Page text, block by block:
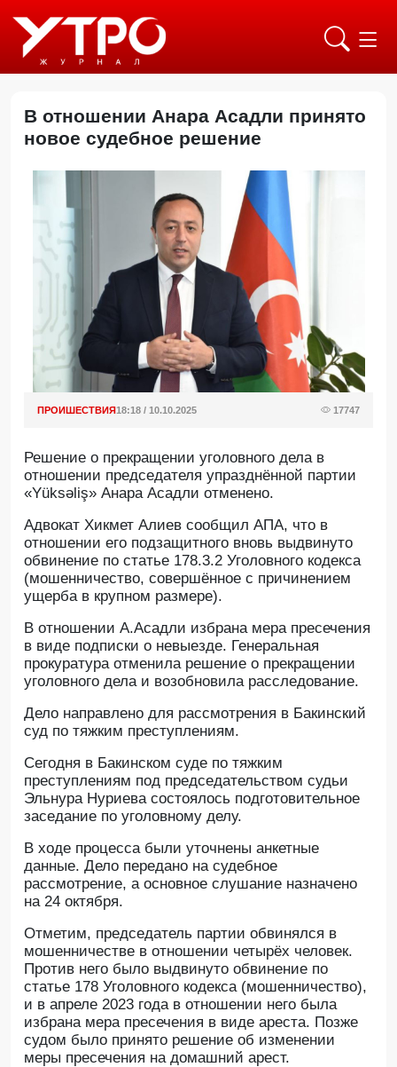
В отношении Анара Асадли принято
новое судебное решение
ПРОИШЕСТВИЯ18:18 / 10.10.2025 17747
Решение о прекращении уголовного дела в
отношении председателя упразднённой партии
«Yüksəliş» Анара Асадли отменено.
Адвокат Хикмет Алиев сообщил АПA, что в
отношении его подзащитного вновь выдвинуто
обвинение по статье 178.3.2 Уголовного кодекса
(мошенничество, совершённое с причинением
ущерба в крупном размере).
В отношении А.Асадли избрана мера пресечения
в виде подписки о невыезде. Генеральная
прокуратура отменила решение о прекращении
уголовного дела и возобновила расследование.
Дело направлено для рассмотрения в Бакинский
суд по тяжким преступлениям.
Сегодня в Бакинском суде по тяжким
преступлениям под председательством судьи
Эльнура Нуриева состоялось подготовительное
заседание по уголовному делу.
В ходе процесса были уточнены анкетные
данные. Дело передано на судебное
рассмотрение, а основное слушание назначено
на 24 октября.
Отметим, председатель партии обвинялся в
мошенничестве в отношении четырёх человек.
Против него было выдвинуто обвинение по
статье 178 Уголовного кодекса (мошенничество),
и в апреле 2023 года в отношении него была
избрана мера пресечения в виде ареста. Позже
судом было принято решение об изменении
меры пресечения на домашний арест.